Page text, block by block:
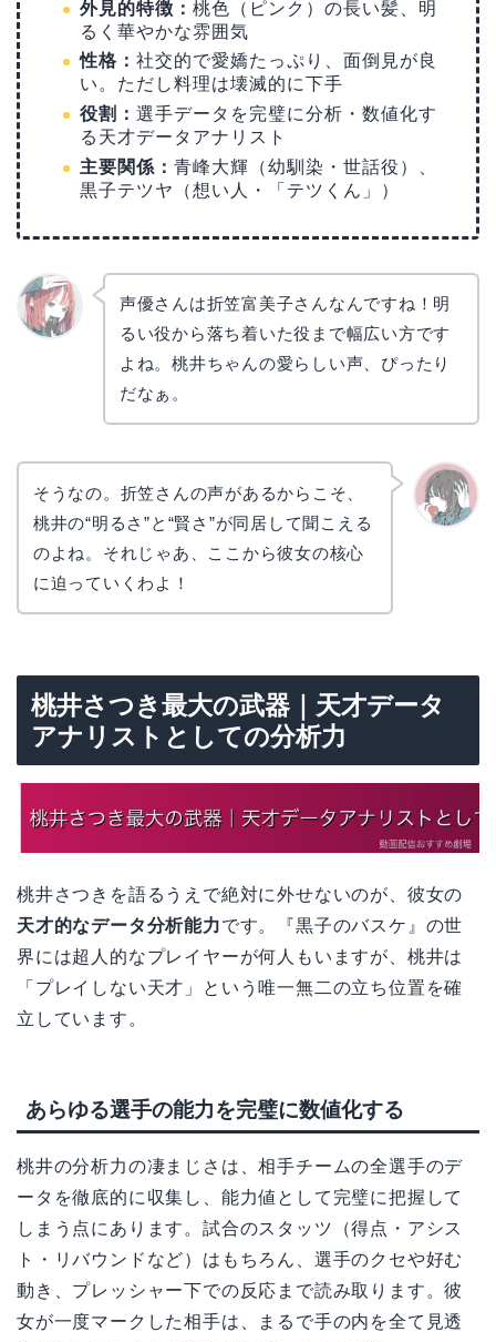
外見的特徴： 桃色（ピンク）の長い髪、明
るく華やかな雰囲気
性格： 社交的で愛嬌たっぷり、面倒見が良
い。ただし料理は壊滅的に下手
役割： 選手データを完璧に分析・数値化す
る天才データアナリスト
主要関係： 青峰大輝（幼馴染・世話役）、
黒子テツヤ（想い人・「テツくん」）
声優さんは折笠富美子さんなんですね！明
るい役から落ち着いた役まで幅広い方です
よね。桃井ちゃんの愛らしい声、ぴったり
だなぁ。
そうなの。折笠さんの声があるからこそ、
桃井の“明るさ”と“賢さ”が同居して聞こえる
のよね。それじゃあ、ここから彼女の核心
に迫っていくわよ！
桃井さつき最大の武器｜天才データ
アナリストとしての分析力
桃井さつきを語るうえで絶対に外せないのが、彼女の
天才的なデータ分析能力です。『黒子のバスケ』の世
界には超人的なプレイヤーが何人もいますが、桃井は
「プレイしない天才」という唯一無二の立ち位置を確
立しています。
あらゆる選手の能力を完璧に数値化する
桃井の分析力の凄まじさは、相手チームの全選手のデ
ータを徹底的に収集し、能力値として完璧に把握して
しまう点にあります。試合のスタッツ（得点・アシス
ト・リバウンドなど）はもちろん、選手のクセや好む
動き、プレッシャー下での反応まで読み取ります。彼
女が一度マークした相手は、まるで手の内を全て見透